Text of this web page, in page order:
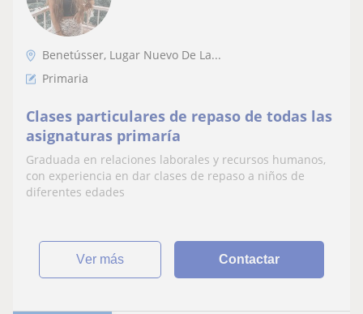
Benetússer, Lugar Nuevo De La...
Primaria
Clases particulares de repaso de todas las
asignaturas primaría
Graduada en relaciones laborales y recursos humanos,
con experiencia en dar clases de repaso a niños de
diferentes edades
ver más Contactar